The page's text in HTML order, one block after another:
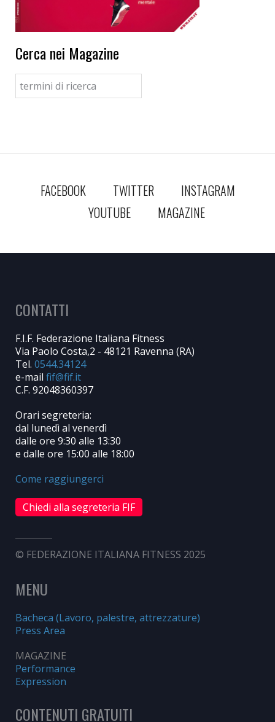
Cerca nei Magazine
FACEBOOK TWITTER
INSTAGRAM
YOUTUBE
MAGAZINE
CONTATTI
F.I.F. Federazione Italiana Fitness
Via Paolo Costa,2 - 48121 Ravenna (RA)
Tel. 0544.34124
e-mail
C.F. 92048360397
Orari segreteria:
dal lunedì al venerdì
dalle ore 9:30 alle 13:30
e dalle ore 15:00 alle 18:00
Come raggiungerci
Chiedi alla segreteria FIF
© FEDERAZIONE ITALIANA FITNESS 2025
MENU
Bacheca (Lavoro, palestre, attrezzature)
Press Area
MAGAZINE
Performance
Expression
CONTENUTI GRATUITI